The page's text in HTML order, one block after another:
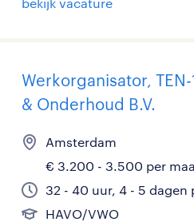
Werkorganisator,
& Onderhoud B.V.
Amsterdam
€ 3.200 - 3.500 per
32 - 40 uur, 4 - 5 dagen
HAVO/VWO